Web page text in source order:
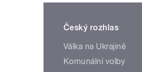
Český rozhlas
Válka na Ukrajině
Komunální volby